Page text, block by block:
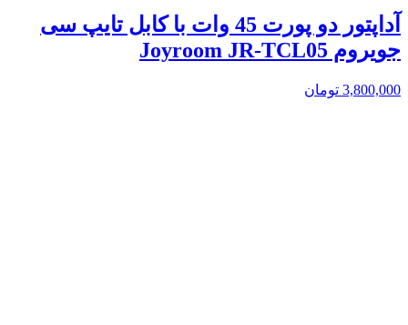
آداپتور دو پورت 45 وات با کابل تایپ سی
جویروم Joyroom JR-TCL05
3,800,000 تومان